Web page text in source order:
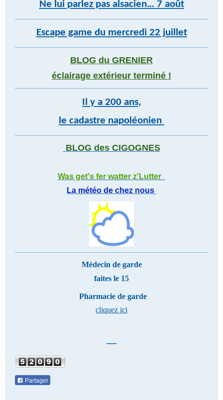
Ne lui parlez pas alsacien… 7 août
Escape game du mercredi 22 juillet
BLOG du GRENIER
éclairage extérieur terminé !
Il y a 200 ans,
le cadastre napoléonien
BLOG des CIGOGNES
Was get's fer watter z'Lutter
La météo de chez nous
Médecin de garde
faites le 15
Pharmacie de garde
cliquez ici
Partager